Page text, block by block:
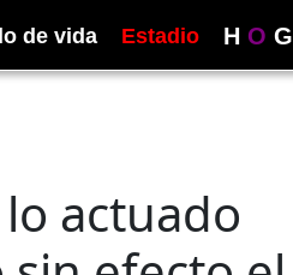
de vida Estadio H O G
actuado